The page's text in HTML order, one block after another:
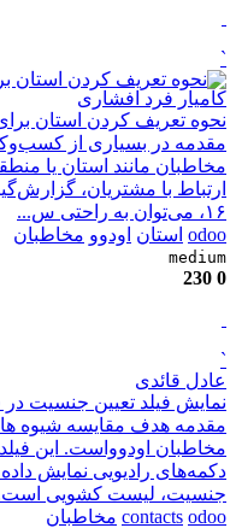
`
کامیار فرد افشاری
نحوه تعریف کردن استان برای
مقدمه در بسیاری از
مخاطبان مانند استان یا
ارتباط با مشتریان،
۱۶، می‌توان به راحتی س...
odoo استان اودوو مخاطبان
medium
0
230
`
عادل قائدی
نمایش فیلد تعیین جنسیت
مقدمه هدف مقایسه شیوه
مخاطبان اودوواست. این
دکمه‌های رادیویی نمایش
جنسیت، لیست کشویی
contacts odoo مخاطبان